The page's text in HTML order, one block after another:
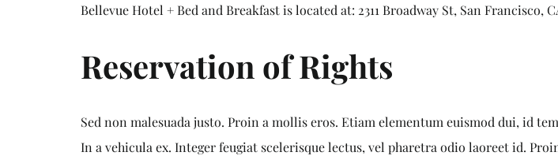
Bellevue Hotel + Bed and Breakfast is located at: 2311 Broadway St, San Francisco,
Reservation of Rights
Sed non malesuada justo. Proin a mollis eros. Etiam elementum euismod dui, id
In a vehicula ex. Integer feugiat scelerisque lectus, vel pharetra odio laoreet id.